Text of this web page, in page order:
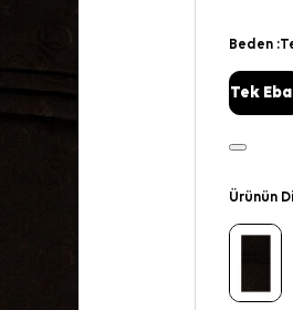
Beden :
Tek
Ürünün